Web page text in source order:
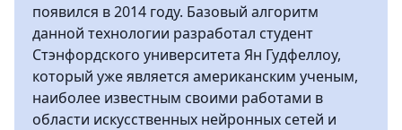
появился в 2014 году. Базовый алгоритм
данной технологии разработал студент
Стэнфордского университета Ян Гудфеллоу,
который уже является американским ученым,
наиболее известным своими работами в
области искусственных нейронных сетей и